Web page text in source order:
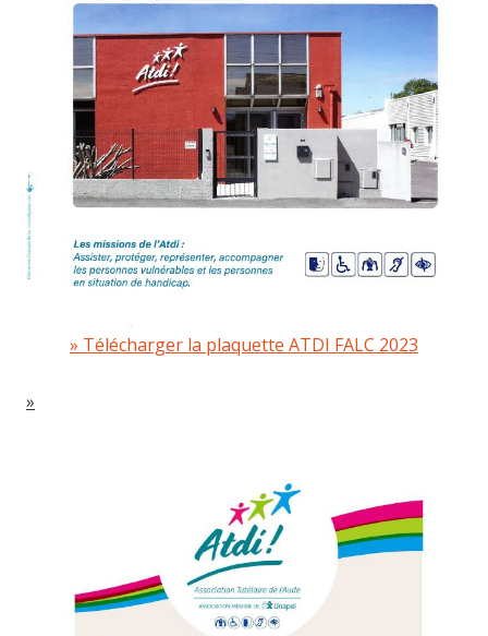
Télécharger la plaquette ATDI FALC 2023